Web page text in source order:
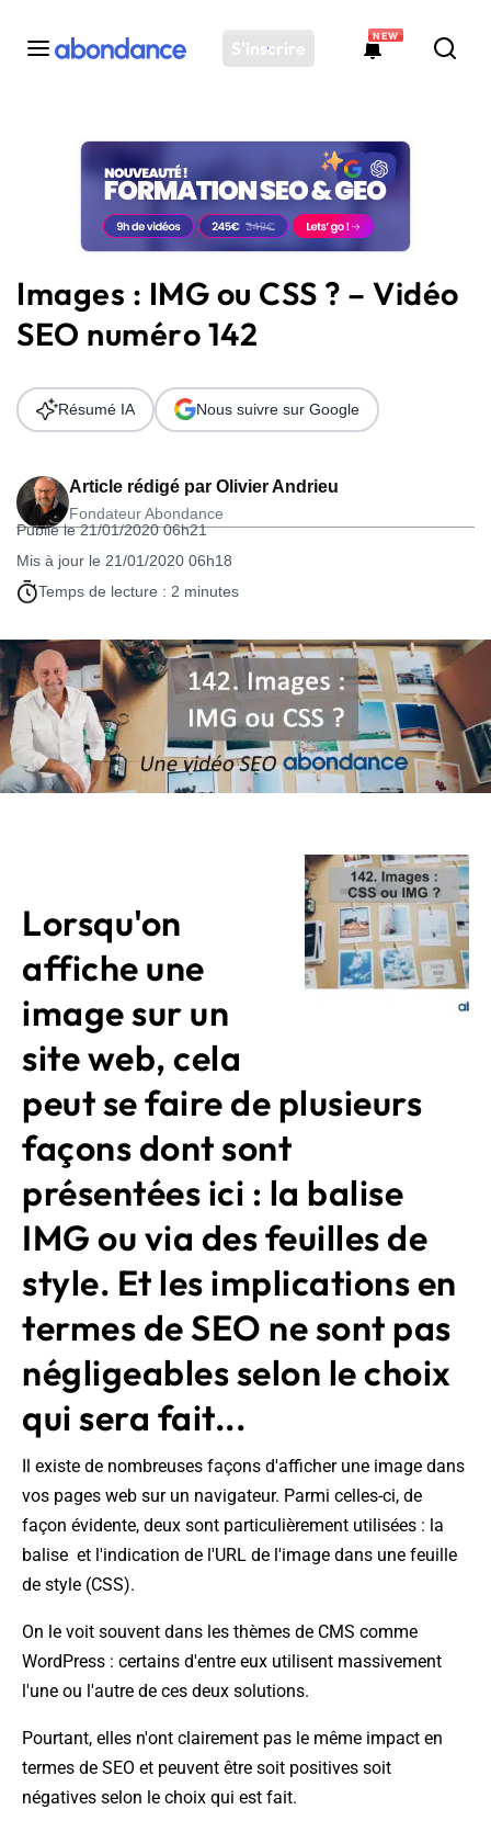
S'inscrire
NEW
Toutes les actus
Actus SEO
Plateforme
Solutions
Ressources
Audit SEO
Images : IMG ou CSS ? – Vidéo
SEO numéro 142
Article rédigé par Olivier Andrieu
Fondateur Abondance
Publié le 21/01/2020 06h21
Mis à jour le 21/01/2020 06h18
Temps de lecture : 2 minutes
Résumé IA Nous suivre sur Google
Lorsqu'on
affiche une
image sur un
site web, cela
peut se faire de plusieurs
façons dont sont
présentées ici : la balise
IMG ou via des feuilles de
style. Et les implications en
termes de SEO ne sont pas
négligeables selon le choix
qui sera fait...
Il existe de nombreuses façons d'afficher une image dans
vos pages web sur un navigateur. Parmi celles-ci, de
façon évidente, deux sont particulièrement utilisées : la
balise et l'indication de l'URL de l'image dans une feuille
de style (CSS).
On le voit souvent dans les thèmes de CMS comme
WordPress : certains d'entre eux utilisent massivement
l'une ou l'autre de ces deux solutions.
Pourtant, elles n'ont clairement pas le même impact en
termes de SEO et peuvent être soit positives soit
négatives selon le choix qui est fait.